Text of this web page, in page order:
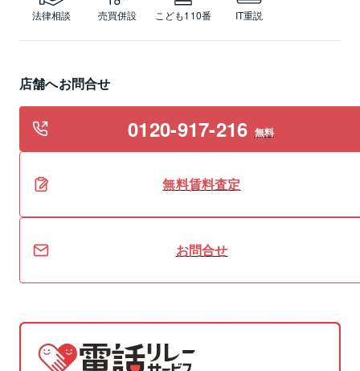
法律相談 売買併設 こども110番 IT重説
店舗へお問合せ
0120-917-216 無料
無料賃料査定
お問合せ